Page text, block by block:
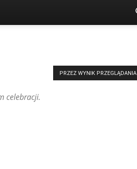
celebracji.
PRZEZ WYNIK PRZEGLĄDANIA